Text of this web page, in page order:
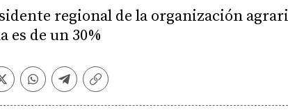
regional de la organización
es de un 30%
TwitterWhatsapp
Telegram
Copiar